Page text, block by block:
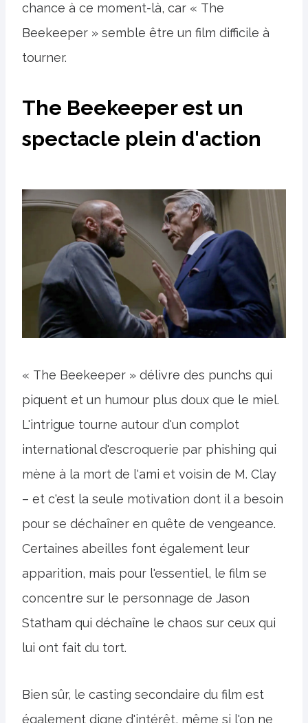
chance à ce moment-là, car « The
Beekeeper » semble être un film difficile à
tourner.
The Beekeeper est un
spectacle plein d'action
« The Beekeeper » délivre des punchs qui
piquent et un humour plus doux que le miel.
L'intrigue tourne autour d'un complot
international d'escroquerie par phishing qui
mène à la mort de l'ami et voisin de M. Clay
– et c'est la seule motivation dont il a besoin
pour se déchaîner en quête de vengeance.
Certaines abeilles font également leur
apparition, mais pour l'essentiel, le film se
concentre sur le personnage de Jason
Statham qui déchaîne le chaos sur ceux qui
lui ont fait du tort.
Bien sûr, le casting secondaire du film est
également digne d'intérêt, même si l'on ne